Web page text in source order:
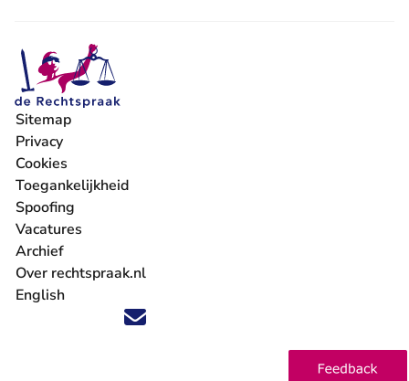
Volg ons op X (Twitter) - U verlaat Rechtspraak.nl
Volg ons op Facebook - U verlaat Rechtspraak.nl
Volg ons op Instagram - U verlaat Rechtspraak.nl
Volg ons op Youtube - U verlaat Rechtspraak.nl
Volg ons op LinkedIn - U verlaat
'Blijf op de hoogte' nieuwsbrief - U verlaat
Sitemap
Privacy
Cookies
Toegankelijkheid
Spoofing
Vacatures
- U verlaat Rechtspraak.nl
Archief
Over rechtspraak.nl
English